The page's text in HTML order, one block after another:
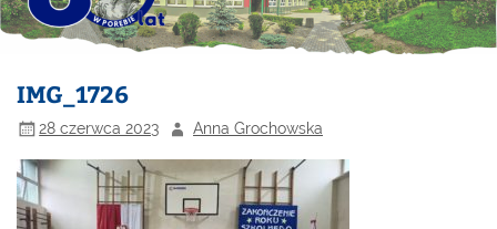
IMG_1726
28 czerwca 2023 Anna Grochowska